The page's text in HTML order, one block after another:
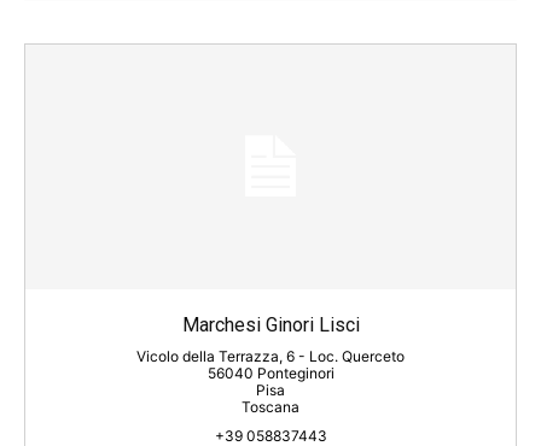
Marchesi Ginori Lisci
Vicolo della Terrazza, 6 - Loc. Querceto
56040 Ponteginori
Pisa
Toscana
+39 058837443